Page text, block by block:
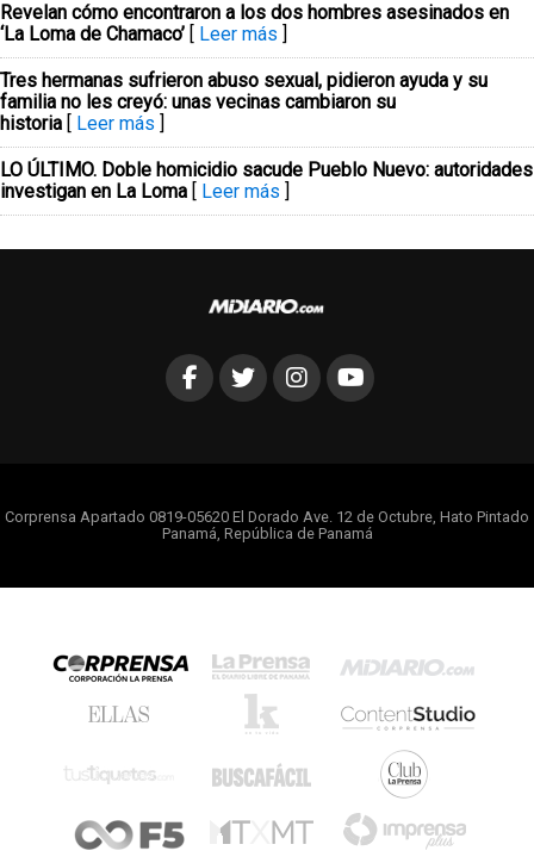
Revelan cómo encontraron a los dos hombres asesinados en
‘La Loma de Chamaco’ [ Leer más ]
Tres hermanas sufrieron abuso sexual, pidieron ayuda y su
familia no les creyó: unas vecinas cambiaron su
historia [ Leer más ]
LO ÚLTIMO. Doble homicidio sacude Pueblo Nuevo: autoridades
investigan en La Loma [ Leer más ]
Corprensa Apartado 0819-05620 El Dorado Ave. 12 de Octubre, Hato Pintado
Panamá, República de Panamá